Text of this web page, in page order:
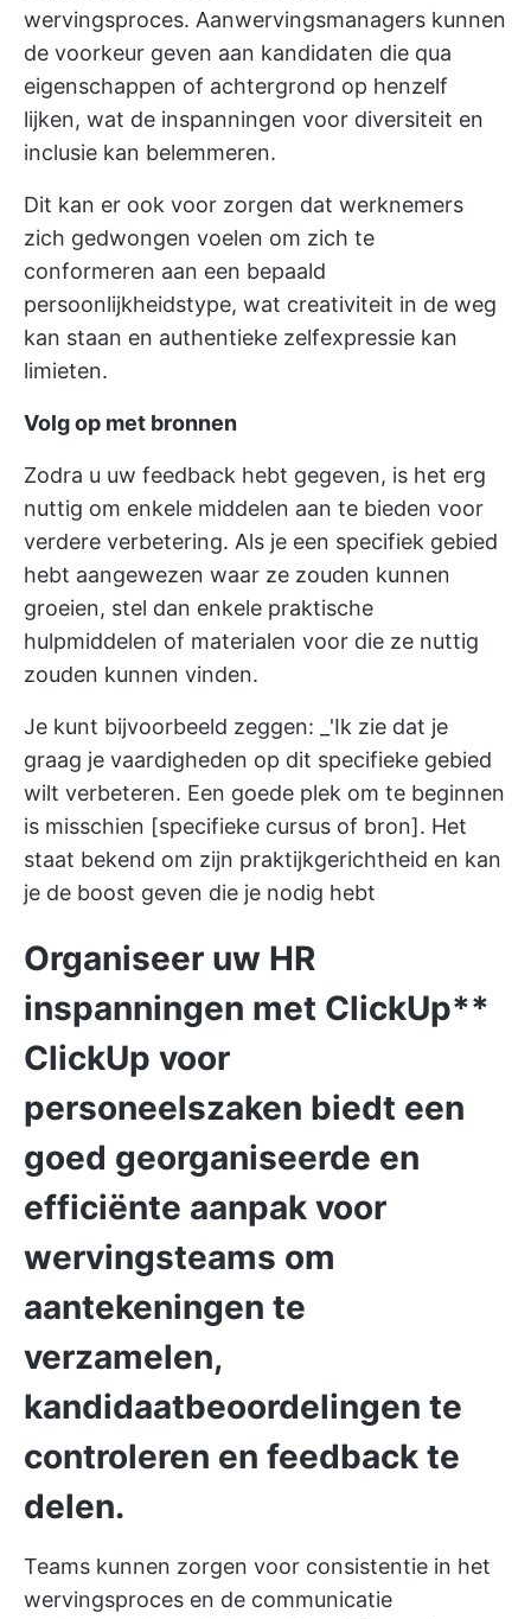
wervingsproces. Aanwervingsmanagers kunnen
de voorkeur geven aan kandidaten die qua
eigenschappen of achtergrond op henzelf
lijken, wat de inspanningen voor diversiteit en
inclusie kan belemmeren.
Dit kan er ook voor zorgen dat werknemers
zich gedwongen voelen om zich te
conformeren aan een bepaald
persoonlijkheidstype, wat creativiteit in de weg
kan staan en authentieke zelfexpressie kan
limieten.
Volg op met bronnen
Zodra u uw feedback hebt gegeven, is het erg
nuttig om enkele middelen aan te bieden voor
verdere verbetering. Als je een specifiek gebied
hebt aangewezen waar ze zouden kunnen
groeien, stel dan enkele praktische
hulpmiddelen of materialen voor die ze nuttig
zouden kunnen vinden.
Je kunt bijvoorbeeld zeggen: _'Ik zie dat je
graag je vaardigheden op dit specifieke gebied
wilt verbeteren. Een goede plek om te beginnen
is misschien [specifieke cursus of bron]. Het
staat bekend om zijn praktijkgerichtheid en kan
je de boost geven die je nodig hebt
Organiseer uw HR
inspanningen met ClickUp**
ClickUp voor
personeelszaken biedt een
goed georganiseerde en
efficiënte aanpak voor
wervingsteams om
aantekeningen te
verzamelen,
kandidaatbeoordelingen te
controleren en feedback te
delen.
Teams kunnen zorgen voor consistentie in het
wervingsproces en de communicatie